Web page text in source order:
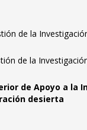
de la
de la
de Apoyo a la
desierta